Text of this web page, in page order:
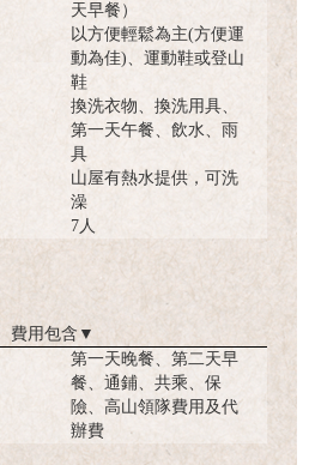
天早餐）
以方便輕鬆為主(方便運
動為佳)、運動鞋或登山
鞋
換洗衣物、換洗用具、
第一天午餐、飲水、雨
具
山屋有熱水提供，可洗
澡
7人
費用包含 ▼
第一天晚餐、第二天早
餐、通鋪、共乘、保
險、高山領隊費用及代
辦費